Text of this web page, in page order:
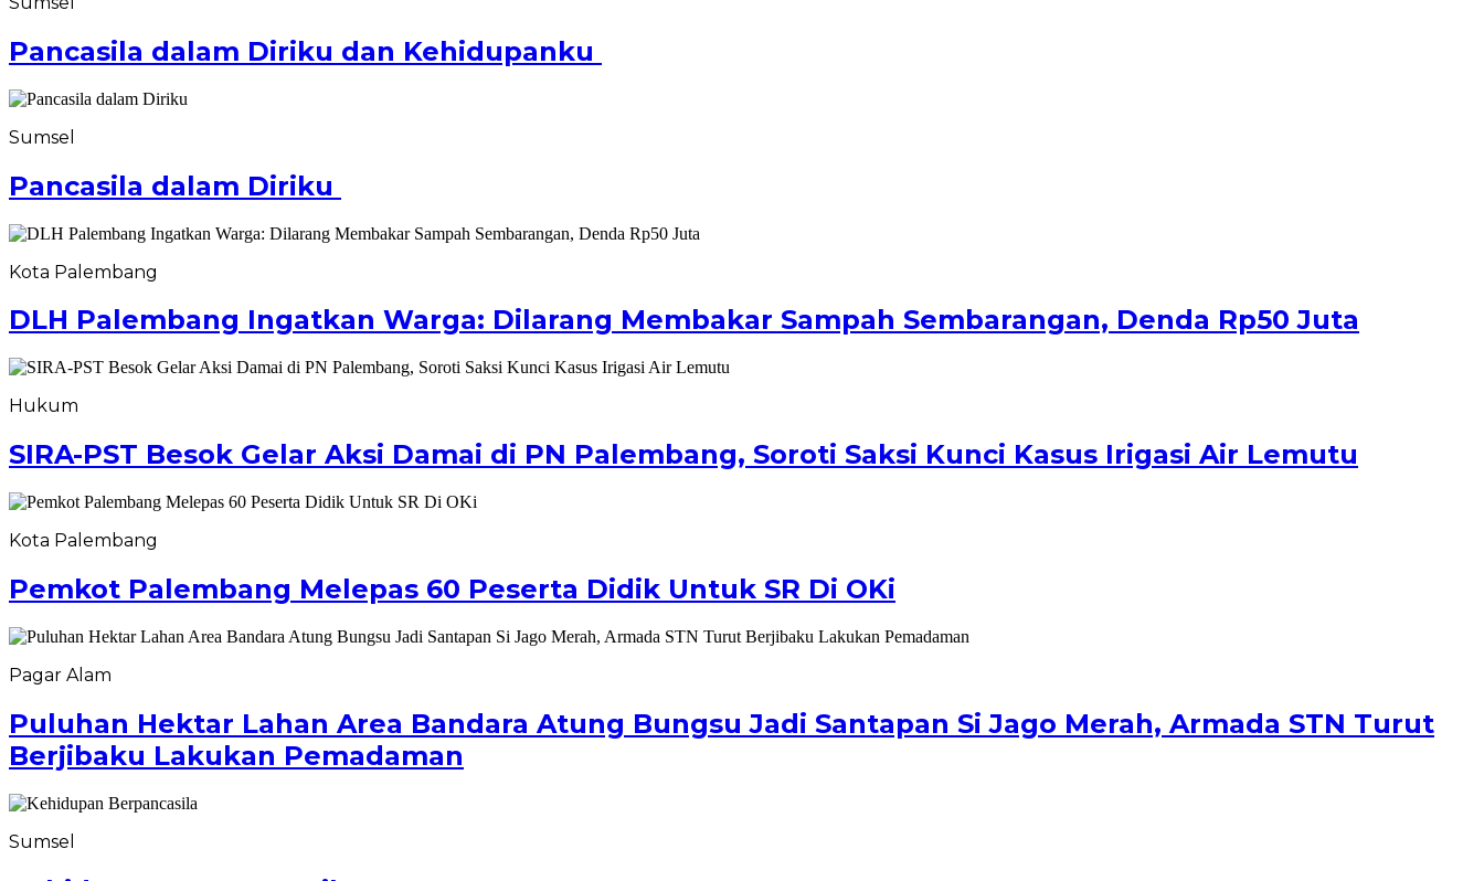
Pancasila dalam Diriku dan Kehidupanku
Sumsel
Pancasila dalam Diriku
Kota Palembang
DLH Palembang Ingatkan Warga: Dilarang Membakar Sampah Sembarangan, Denda Rp50 Juta
Hukum
SIRA-PST Besok Gelar Aksi Damai di PN Palembang, Soroti Saksi Kunci Kasus Irigasi Air Lemutu
Kota Palembang
Pemkot Palembang Melepas 60 Peserta Didik Untuk SR Di OKi
Pagar Alam
Puluhan Hektar Lahan Area Bandara Atung Bungsu Jadi Santapan Si Jago Merah, Armada STN Turut
Berjibaku Lakukan Pemadaman
Sumsel